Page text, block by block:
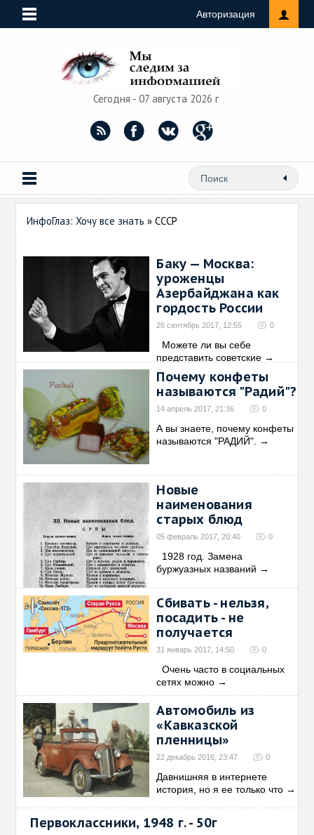
Авторизация
Сегодня - 07 августа 2026 г
ИнфоГлаз: Хочу все знать » СССР
Баку — Москва:
уроженцы
Азербайджана как
гордость России
26 сентябрь 2017, 12:55 0
Можете ли вы себе
представить советские →
Почему конфеты
называются "Радий"?
14 апрель 2017, 21:36 0
А вы знаете, почему конфеты
называются "РАДИЙ".
→
Новые
наименования
старых блюд
05 февраль 2017, 20:40 0
1928 год. Замена
буржуазных названий →
Сбивать - нельзя,
посадить - не
получается
31 январь 2017, 14:50 0
Очень часто в социальных
сетях можно →
Автомобиль из
«Кавказской
пленницы»
22 декабрь 2016, 23:47 0
Давнишняя в интернете
история, но я ее только что →
Первоклассники, 1948 г. - 50г